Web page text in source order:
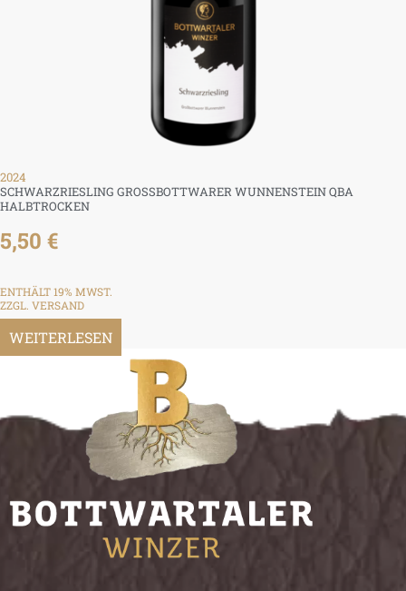
2024
SCHWARZRIESLING GROSSBOTTWARER WUNNENSTEIN QBA H
ALBTROCKEN
5,50 €
ENTHÄLT 19% MWST.
ZZGL. VERSAND
WEITERLESEN